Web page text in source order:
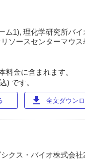
ム1), 理化学研究所バ
ソースセンターマウ
料金に含まれます。
) です。
download 全文ダウン
クス・バイオ株式会社